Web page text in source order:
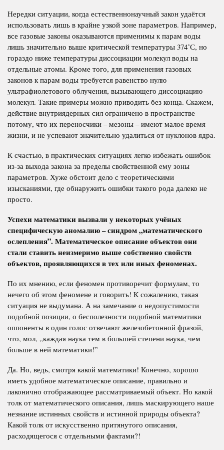
Нередки ситуации, когда естественнонаучный закон удаётся
использовать лишь в крайне узкой зоне параметров. Например,
все газовые законы оказываются применимы к парам воды
лишь значительно выше критической температуры 374˚С, но
гораздо ниже температуры диссоциации молекул воды на
отдельные атомы. Кроме того, для применения газовых
законов к парам воды требуется равенство нулю
ультрафиолетового облучения, вызывающего диссоциацию
молекул. Такие примеры можно приводить без конца. Скажем,
действие внутриядерных сил ограничено в пространстве
потому, что их переносчики – мезоны – имеют малое время
жизни, и не успевают значительно удалиться от нуклонов ядра.
К счастью, в практических ситуациях легко избежать ошибок
из-за выхода закона за пределы свойственной ему зоны
параметров. Хуже обстоит дело с теоретическими
изысканиями, где обнаружить ошибки такого рода далеко не
просто.
Успехи математики вызвали у некоторых учёных
специфическую аномалию – синдром „математического
ослепления”. Математическое описание объектов они
стали ставить неизмеримо выше собственно свойств
объектов, проявляющихся в тех или иных феноменах.
По их мнению, если феномен противоречит формулам, то
нечего об этом феномене и говорить! К сожалению, такая
ситуация не выдумана. А на замечание о недопустимости
подобной позиции, о бесполезности подобной математики
оппоненты в один голос отвечают железобетонной фразой,
что, мол, „каждая наука тем в большей степени наука, чем
больше в ней математики!”
Да. Но, ведь, смотря какой математики! Конечно, хорошо
иметь удобное математическое описание, правильно и
лаконично отображающее рассматриваемый объект. Но какой
толк от математического описания, лишь маскирующего наше
незнание истинных свойств и истинной природы объекта?
Какой толк от искусственно притянутого описания,
расходящегося с отдельными фактами?!